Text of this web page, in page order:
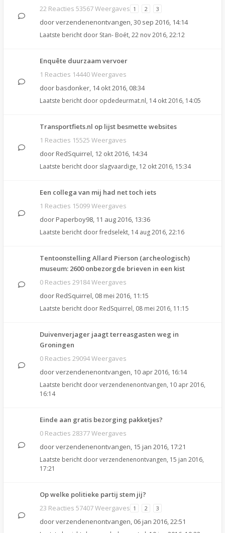
22 Reacties 53567 Weergaves 1 2 3
doorverzendenenontvangen,30 sep 2016, 14:14
Laatste bericht door Stan- Boét, 22 nov 2016, 22:12
Enquête duurzaam vervoer
1 Reacties 14440 Weergaves
door basdonker, 14 okt 2016, 08:34
Laatste bericht door opdedeurmat.nl, 14 okt 2016, 14:05
Transportfiets.nl op lijst besmette websites
1 Reacties 15525 Weergaves
door RedSquirrel, 12 okt 2016, 14:34
Laatste bericht door slagvaardige, 12 okt 2016, 15:34
Een collega van mij had net toch iets
1 Reacties 15099 Weergaves
door Paperboy98, 11 aug 2016, 13:36
Laatste bericht doorfredselekt, 14 aug 2016, 22:16
Tentoonstelling Allard Pierson (archeologisch)
museum: 2600 onbezorgde brieven in een kist
0 Reacties 29184 Weergaves
door RedSquirrel, 08 mei 2016, 11:15
Laatste bericht door RedSquirrel, 08 mei 2016, 11:15
Duivenverjager jaagt terreasgasten weg in
Groningen
0 Reacties 29094 Weergaves
doorverzendenenontvangen, 10 apr 2016, 16:14
Laatste bericht doorverzendenenontvangen, 10 apr 2016,
16:14
Einde aan gratis bezorging pakketjes?
0 Reacties 28377 Weergaves
doorverzendenenontvangen, 15 jan 2016, 17:21
Laatste bericht doorverzendenenontvangen, 15 jan 2016,
17:21
Op welke politieke partij stem jij?
23 Reacties 57407 Weergaves 1 2 3
doorverzendenenontvangen, 06 jan 2016, 22:51